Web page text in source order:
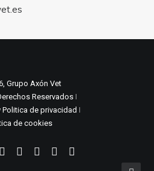
Grupo Axón Vet
Reservados ǀ
Politica de privacidad ǀ
de cookies